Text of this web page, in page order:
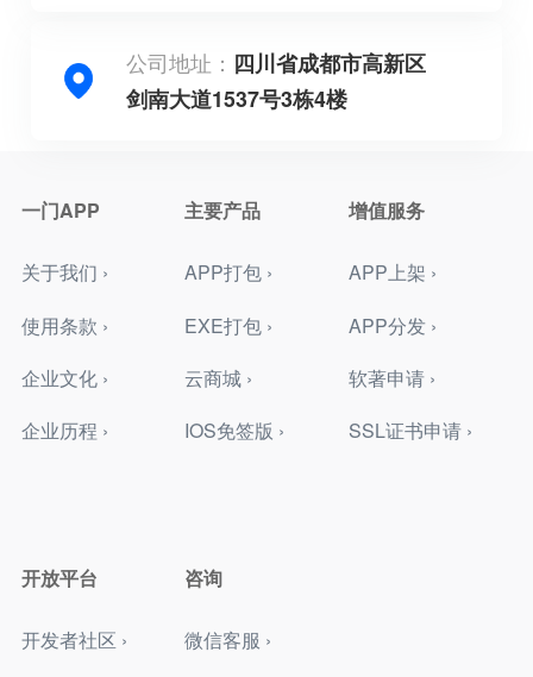
公司地址： 四川省成都市高新区
剑南大道1537号3栋4楼
一门APP
关于我们 ›
使用条款 ›
企业文化 ›
企业历程 ›
主要产品
APP打包 ›
EXE打包 ›
云商城 ›
IOS免签版 ›
增值服务
APP上架 ›
APP分发 ›
软著申请 ›
SSL证书申请 ›
开放平台
开发者社区 ›
咨询
微信客服 ›